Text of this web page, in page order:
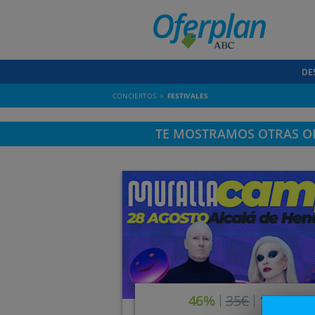
CONCIERTOS FESTIVALES
TE MOSTRAMOS OTRAS
46% 35€ 19€